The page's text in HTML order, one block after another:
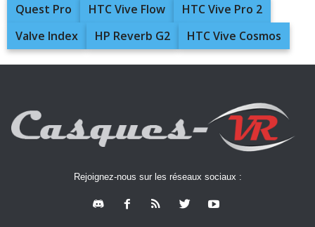
Quest Pro
HTC Vive Flow
HTC Vive Pro 2
Valve Index
HP Reverb G2 HTC Vive Cosmos
Rejoignez-nous sur les réseaux sociaux :